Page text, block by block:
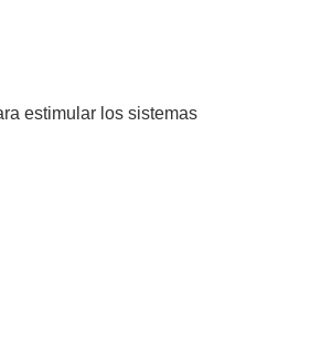
estimular los sistemas